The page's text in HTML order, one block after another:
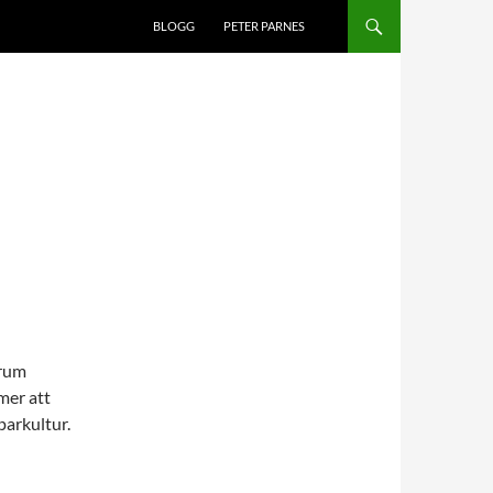
BLOGG PETER PARNES
att